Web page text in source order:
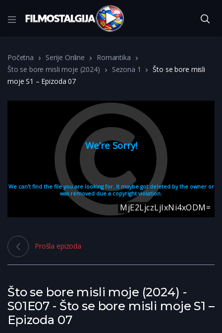
Početna Serije Online
Romantika
Što se bore misli moje (2024)
Sezona 1
Što se bore misli
moje S1 – Epizoda 07
Što se bore misli moje (2024) -
S01E07 - Što se bore misli moje S1 –
Epizoda 07
Prošla epizoda